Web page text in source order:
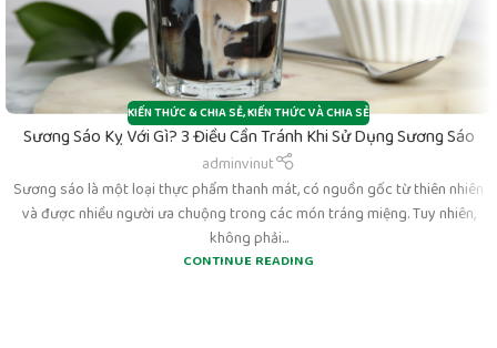
KIẾN THỨC & CHIA SẺ,KIẾN THỨC VÀ CHIA SẺ
Sương Sáo Kỵ Với Gì? 3 Điều Cần Tránh Khi Sử Dụng Sương Sáo
adminvinut
Sương sáo là một loại thực phẩm thanh mát, có nguồn gốc từ thiên nhiên
và được nhiều người ưa chuộng trong các món tráng miệng. Tuy nhiên,
không phải...
CONTINUE READING